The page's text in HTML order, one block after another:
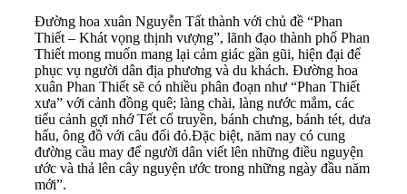
Đường hoa xuân Nguyễn Tất thành với chủ đề “Phan
Thiết – Khát vọng thịnh vượng”, lãnh đạo thành phố Phan
Thiết mong muốn mang lại cảm giác gần gũi, hiện đại để
phục vụ người dân địa phương và du khách. Đường hoa
xuân Phan Thiết sẽ có nhiều phân đoạn như “Phan Thiết
xưa” với cảnh đồng quê; làng chài, làng nước mắm, các
tiểu cảnh gợi nhớ Tết cổ truyền, bánh chưng, bánh tét, dưa
hấu, ông đồ với câu đối đỏ.Đặc biệt, năm nay có cung
đường cầu may để người dân viết lên những điều nguyện
ước và thả lên cây nguyện ước trong những ngày đầu năm
mới”.